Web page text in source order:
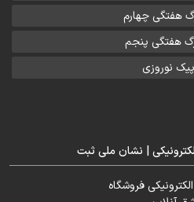
هفتگی چهارم
هفتگی پنجم
پیک نوروزی
| نشان ملی ثبت